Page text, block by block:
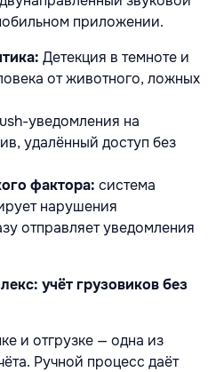
приложении.
Детекция в темноте и
от животного, ложных
уведомления на
удалённый доступ без
фактора: система
нарушения
отправляет уведомления
учёт грузовиков без
и отгрузке — одна из
Ручной процесс даёт